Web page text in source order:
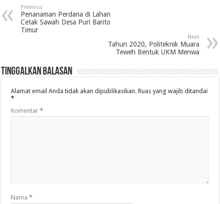
Previous
Penanaman Perdana di Lahan
Cetak Sawah Desa Puri Barito
Timur
Next
Tahun 2020, Politeknik Muara
Teweh Bentuk UKM Menwa
Tinggalkan Balasan
Alamat email Anda tidak akan dipublikasikan. Ruas yang wajib ditandai
*
Komentar*
Nama*